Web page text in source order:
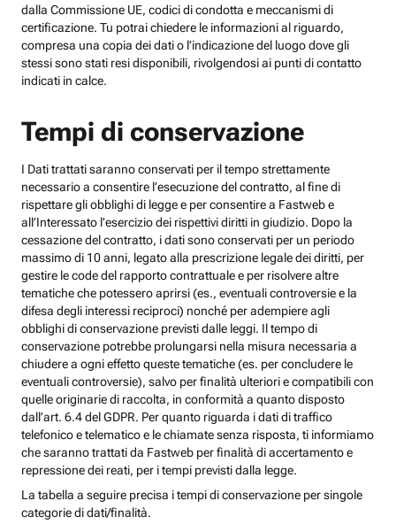
dalla Commissione UE, codici di condotta e meccanismi di
certificazione. Tu potrai chiedere le informazioni al riguardo,
compresa una copia dei dati o l’indicazione del luogo dove gli
stessi sono stati resi disponibili, rivolgendosi ai punti di contatto
indicati in calce.
Tempi di conservazione
I Dati trattati saranno conservati per il tempo strettamente
necessario a consentire l’esecuzione del contratto, al fine di
rispettare gli obblighi di legge e per consentire a Fastweb e
all’Interessato l’esercizio dei rispettivi diritti in giudizio. Dopo la
cessazione del contratto, i dati sono conservati per un periodo
massimo di 10 anni, legato alla prescrizione legale dei diritti, per
gestire le code del rapporto contrattuale e per risolvere altre
tematiche che potessero aprirsi (es., eventuali controversie e la
difesa degli interessi reciproci) nonché per adempiere agli
obblighi di conservazione previsti dalle leggi. Il tempo di
conservazione potrebbe prolungarsi nella misura necessaria a
chiudere a ogni effetto queste tematiche (es. per concludere le
eventuali controversie), salvo per finalità ulteriori e compatibili con
quelle originarie di raccolta, in conformità a quanto disposto
dall’art. 6.4 del GDPR. Per quanto riguarda i dati di traffico
telefonico e telematico e le chiamate senza risposta, ti informiamo
che saranno trattati da Fastweb per finalità di accertamento e
repressione dei reati, per i tempi previsti dalla legge.
La tabella a seguire precisa i tempi di conservazione per singole
categorie di dati/finalità.